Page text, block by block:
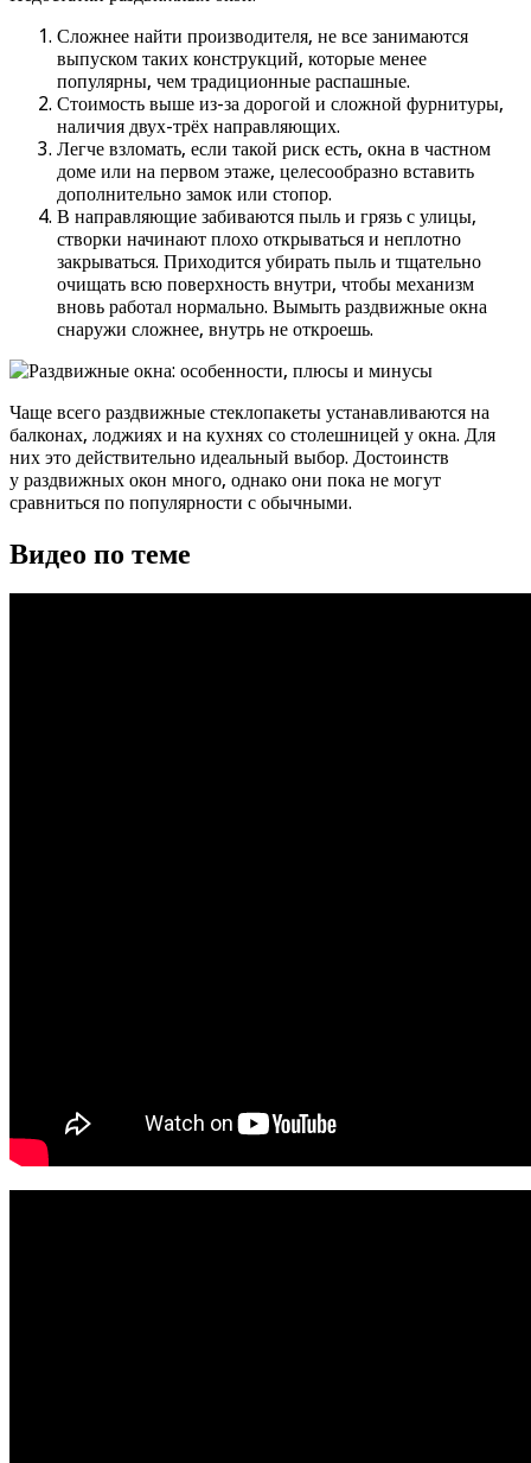
Сложнее найти производителя, не все занимаются
выпуском таких конструкций, которые менее
популярны, чем традиционные распашные.
Стоимость выше из-за дорогой и сложной фурнитуры,
наличия двух-трёх направляющих.
Легче взломать, если такой риск есть, окна в частном
доме или на первом этаже, целесообразно вставить
дополнительно замок или стопор.
В направляющие забиваются пыль и грязь с улицы,
створки начинают плохо открываться и неплотно
закрываться. Приходится убирать пыль и тщательно
очищать всю поверхность внутри, чтобы механизм
вновь работал нормально. Вымыть раздвижные окна
снаружи сложнее, внутрь не откроешь.
Чаще всего раздвижные стеклопакеты устанавливаются на
балконах, лоджиях и на кухнях со столешницей у окна. Для
них это действительно идеальный выбор. Достоинств
у раздвижных окон много, однако они пока не могут
сравниться по популярности с обычными.
Видео по теме